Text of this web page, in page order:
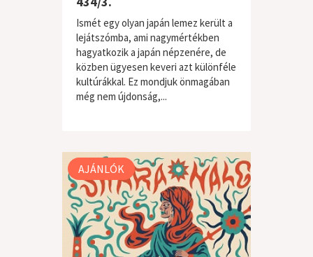
Ismét egy olyan japán lemez került a
lejátszómba, ami nagymértékben
hagyatkozik a japán népzenére, de
közben ügyesen keveri azt különféle
kultúrákkal. Ez mondjuk önmagában
még nem újdonság,...
világzene / folk
AJÁNLÓK